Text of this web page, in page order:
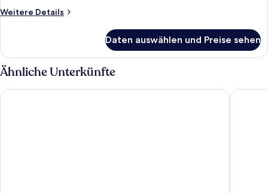
Gartenblick
Weitere Details
Weitere
Apartment,
1 King-
Bett,
Gartenblick
Daten auswählen und Preise sehen
Ähnliche Unterkünfte
Altamont Court Hotel Hotel